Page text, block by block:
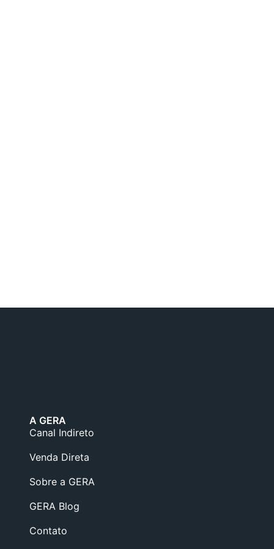
A GERA
Canal Indireto
Venda Direta
Sobre a GERA
GERA Blog
Contato